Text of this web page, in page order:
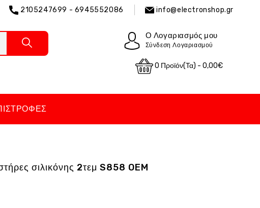
2105247699 - 6945552086 info@electronshop.gr
Ο Λογαριασμός μου
Σύνδεση Λογαριασμού
0 Προϊόν(τα) - 0,00€
σιλικόνης 2τεμ S858 OEM